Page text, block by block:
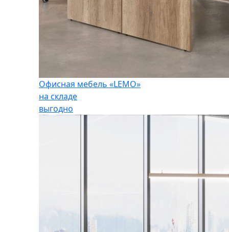
Офисная мебель «LEMO»
на складе
выгодно